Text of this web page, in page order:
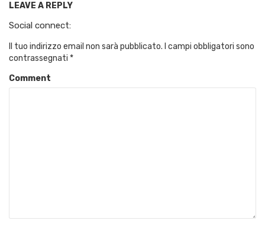
LEAVE A REPLY
Social connect:
Il tuo indirizzo email non sarà pubblicato. I campi obbligatori sono
contrassegnati *
Comment